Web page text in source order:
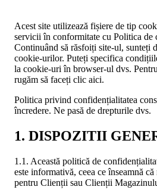
Acest site utilizează fișiere de tip
servicii în conformitate cu Politica de
Continuând să răsfoiți site-ul, sunteți
cookie-urilor. Puteți specifica
la cookie-uri în browser-ul dvs.
rugăm să faceți clic aici.
Politica privind confidențialitatea
încredere. Ne pasă de drepturile dvs.
1. DISPOZITII
1.1. Această politică de
este informativă, ceea ce înseamnă
pentru Clienții sau Clienții